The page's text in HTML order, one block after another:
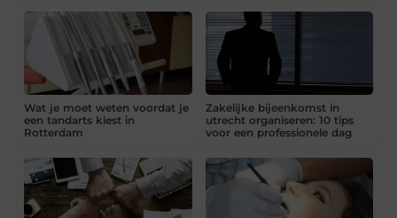
Wat je moet weten voordat je
een tandarts kiest in
Rotterdam
Zakelijke bijeenkomst in
utrecht organiseren: 10 tips
voor een professionele dag